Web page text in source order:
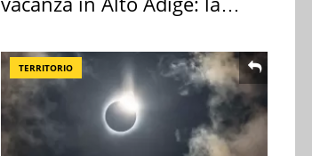
TERRITORIO